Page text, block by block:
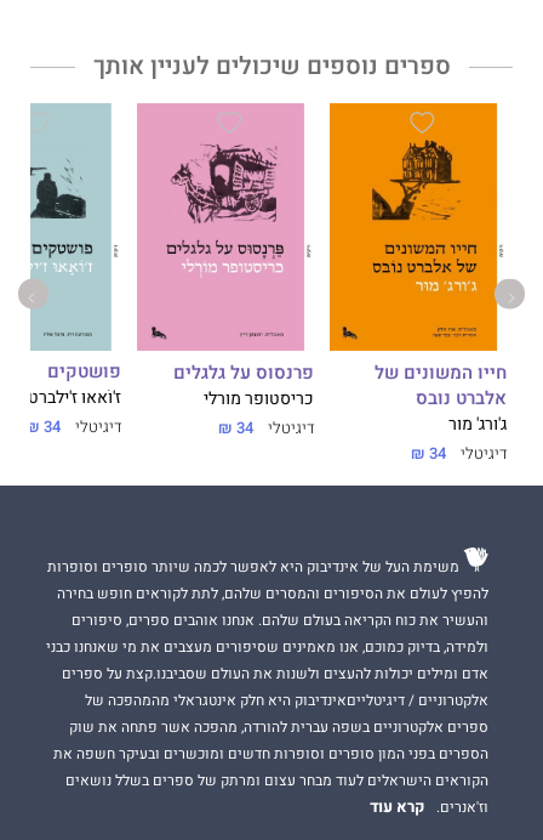
ספרים נוספים שיכולים לעניין אותך
חייו המשונים של
אלברט נובס
ג'ורג' מור
דיגיטלי 34 ₪
פרנסוס על גלגלים
כריסטופר מורלי
דיגיטלי 34 ₪
פושטקים
ז'וֹאאוּ ז'ילברטו נוֹל
דיגיטלי 34 ₪
משימת העל של אינדיבוק היא לאפשר לכמה שיותר סופרים וסופרות
להפיץ לעולם את הסיפורים והמסרים שלהם, לתת לקוראים חופש בחירה
והעשיר את כוח הקריאה בעולם שלהם. אנחנו אוהבים ספרים, סיפורים
ולמידה, בדיוק כמוכם, אנו מאמינים שסיפורים מעצבים את מי שאנחנו כבני
אדם ומילים יכולות להעצים ולשנות את העולם שסביבנו.קצת על ספרים
אלקטרוניים / דיגיטלייםאינדיבוק היא חלק אינטגראלי מהמהפכה של
ספרים אלקטרוניים בשפה עברית להורדה, מהפכה אשר פתחה את שוק
הספרים בפני המון סופרים וסופרות חדשים ומוכשרים ובעיקר חשפה את
הקוראים הישראלים לעוד מבחר עצום ומרתק של ספרים בשלל נושאים
וז'אנרים.
קרא עוד